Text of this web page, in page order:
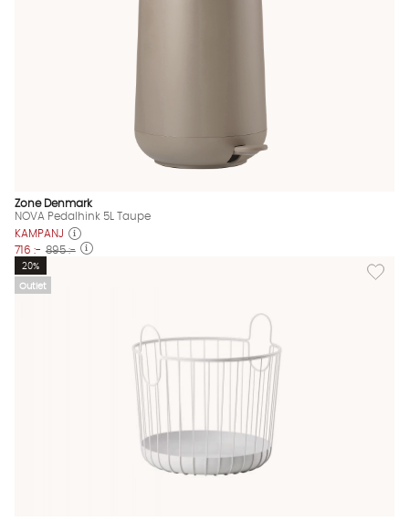
Zone Denmark
NOVA Pedalhink 5L Taupe
KAMPANJ
716 :- 895 :-
Outlet
Lägg
20%